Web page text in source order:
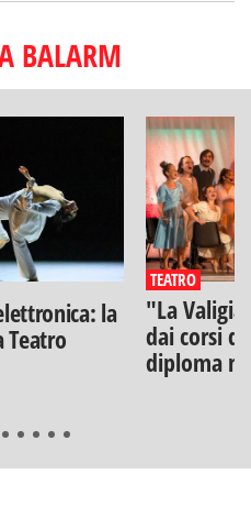
BALARM
la
Teatro
TEATRO
"La
dai corsi
diploma